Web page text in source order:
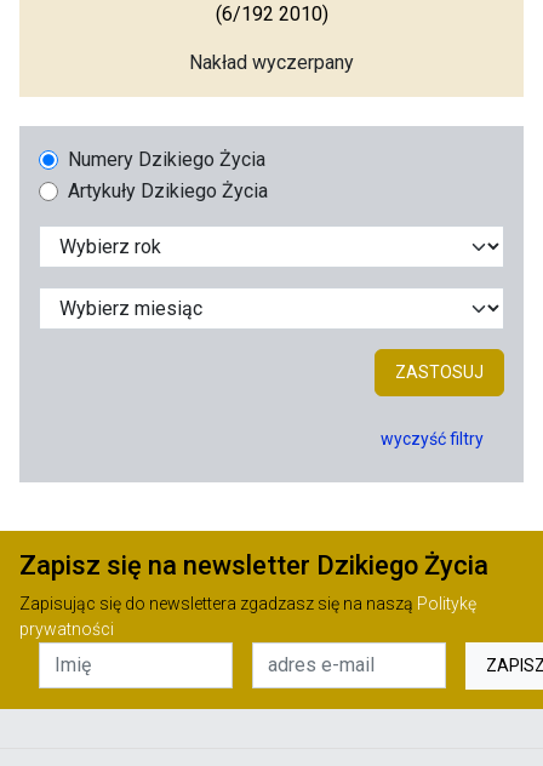
(6/192 2010)
Nakład wyczerpany
Numery Dzikiego Życia
Artykuły Dzikiego Życia
ZASTOSUJ
wyczyść filtry
Zapisz się na newsletter Dzikiego Życia
Zapisując się do newslettera zgadzasz się na naszą Politykę
prywatności